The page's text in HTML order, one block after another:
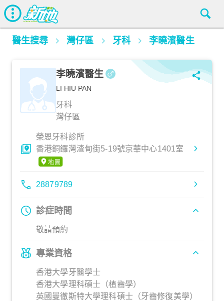
醫生搜尋 灣仔區 牙科 李曉濱醫生
李曉濱醫生
LI HIU PAN
牙科
灣仔區
榮恩牙科診所
香港銅鑼灣渣甸街5-19號京華中心1401室
28879789
診症時間
敬請預約
專業資格
香港大學牙醫學士
香港大學理科碩士（植齒學）
英國曼徹斯特大學理科碩士（牙齒修復美學）